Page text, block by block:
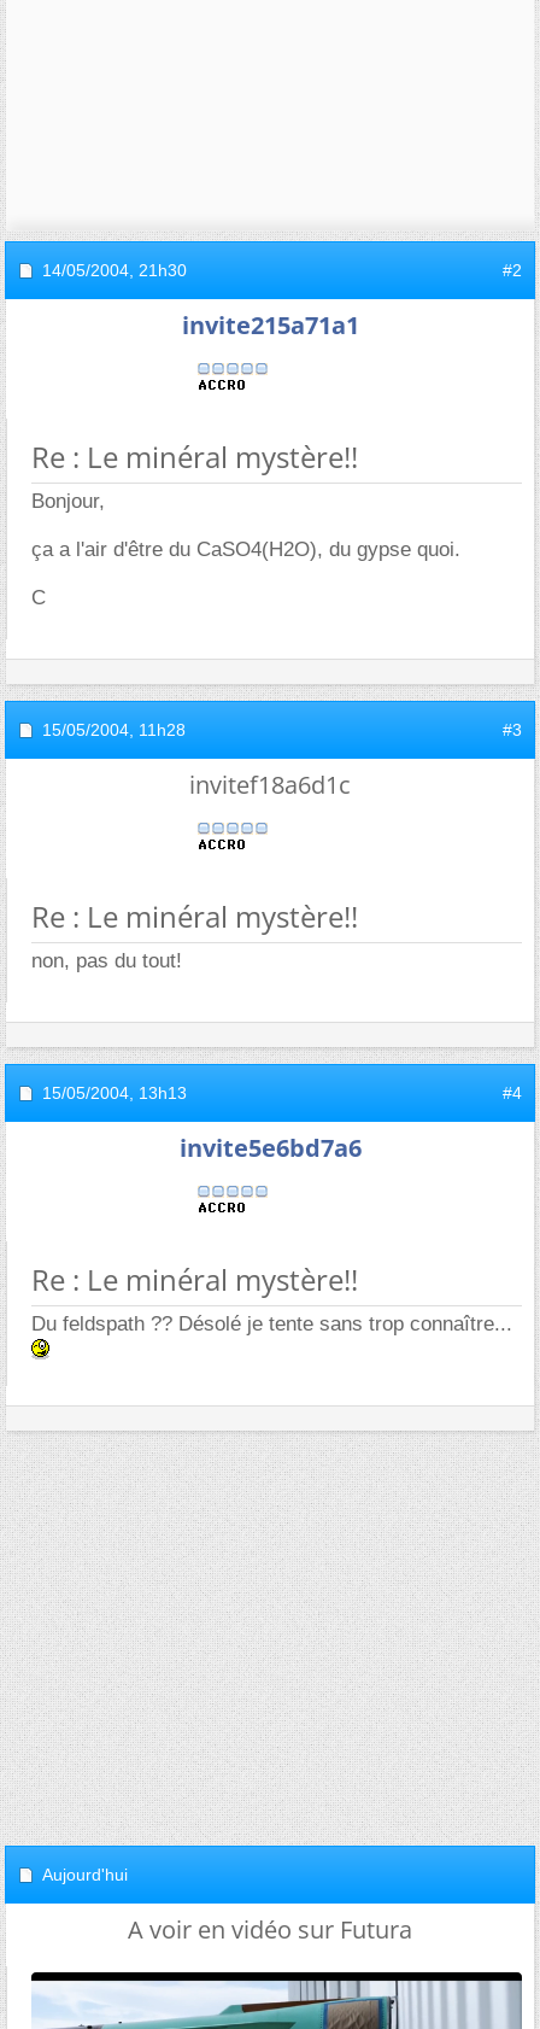
14/05/2004, 21h30 #2
invite215a71a1
Re : Le minéral mystère!!
Bonjour,
ça a l'air d'être du CaSO4(H2O), du gypse quoi.
C
15/05/2004, 11h28 #3
invitef18a6d1c
Re : Le minéral mystère!!
non, pas du tout!
15/05/2004, 13h13 #4
invite5e6bd7a6
Re : Le minéral mystère!!
Du feldspath ?? Désolé je tente sans trop connaître...
Aujourd'hui
A voir en vidéo sur Futura